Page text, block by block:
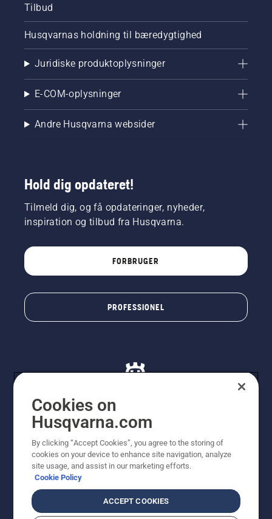
Tilbud
Husqvarnas holdning til bæredygtighed
Juridiske produktoplysninger
E-COM-oplysninger
Andre Husqvarna websider
Hold dig opdateret!
Tilmeld dig, og få opdateringer, nyheder,
inspiration og tilbud fra Husqvarna.
FORBRUGER
PROFESSIONEL
viste priser er vejledende udsalgspriser. Der tages
forbehold for stave- og trykfejl samt prisændringer. Vi
stræber efter at have så nøjagtige oplysningerne på
dette websted som muligt. Alle anførte priser er
vejledende udsalgspriser (inkl. moms), medmindre
Cookies on
Husqvarna.com
By clicking “Accept Cookies”, you agree to the storing of
cookies on your device to enhance site navigation, analyze
site usage, and assist in our marketing efforts.
Cookie Policy
ACCEPT COOKIES